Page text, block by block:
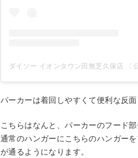
パーカーは着回しやすくて便利な反
こちらはなんと、パーカーのフード
通常のハンガーにこちらのハンガー
が通るようになります。